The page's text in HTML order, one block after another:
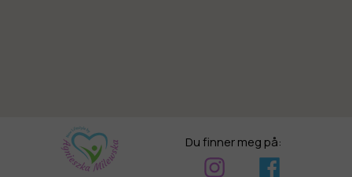
Du finner meg på: